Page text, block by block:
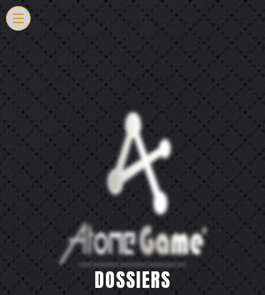
L'escape game
peut jouer
DOSSIERS
Panneau de gestion des cookies